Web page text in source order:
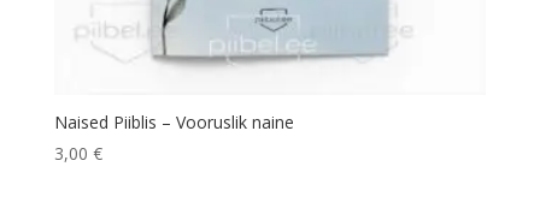
Naised Piiblis – Vooruslik naine
3,00 €